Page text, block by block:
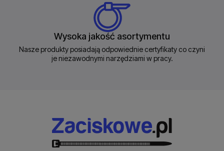
Wysoka jakość asortymentu
Nasze produkty posiadają odpowiednie certyfikaty co czyni
je niezawodnymi narzędziami w pracy.